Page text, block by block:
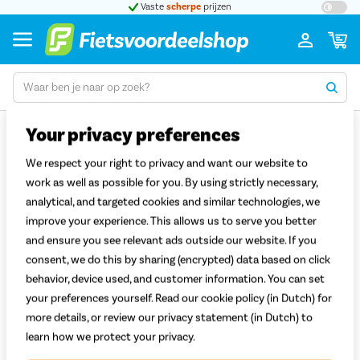
Vaste scherpe prijzen
Korting op accessoires na onderhoud of
reparatie? Dit zijn de voorwaarden
Met een mooiefietstasen degelijkABUS-slotmaak je jouw
fietsritten leuker en veiliger. Ook eenonderhoudsbeurtbij onze
werkplaatsen draagt bij aan dat zorgeloze fietsgevoel. Als klant
van Fietsvoordeelshop krijg je 20% korting bij aankoop van zo'n
accessoire. Maak gebruik van dit aanbod nadat je fiets een
onderhoudsbeurt heeft gehad of is gerepareerd.
Dit zijn de voorwaarden van de actie:
De korting kan worden gebruikt bij alle in de winkel aanwezige
Your privacy preferences
We respect your right to privacy and want our website to
work as well as possible for you. By using strictly necessary,
analytical, and targeted cookies and similar technologies, we
improve your experience. This allows us to serve you better
and ensure you see relevant ads outside our website. If you
consent, we do this by sharing (encrypted) data based on click
behavior, device used, and customer information. You can set
your preferences yourself. Read our cookie policy (in Dutch) for
more details, or review our privacy statement (in Dutch) to
learn how we protect your privacy.